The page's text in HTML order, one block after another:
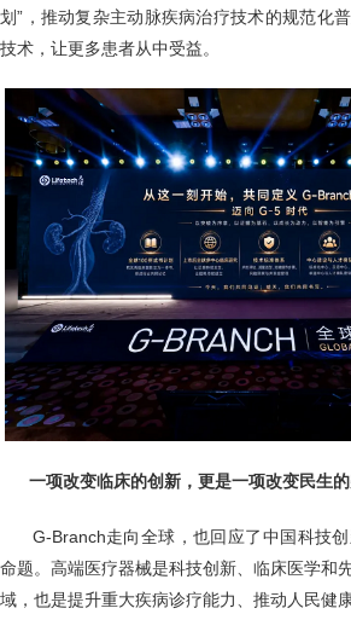
划”，推动复杂主动脉疾病治疗技术的规范化
技术，让更多患者从中受益。
一项改变临床的创新，更是一项改变民生
G-Branch走向全球，也回应了中国科技
命题。高端医疗器械是科技创新、临床医学和
域，也是提升重大疾病诊疗能力、推动人民健